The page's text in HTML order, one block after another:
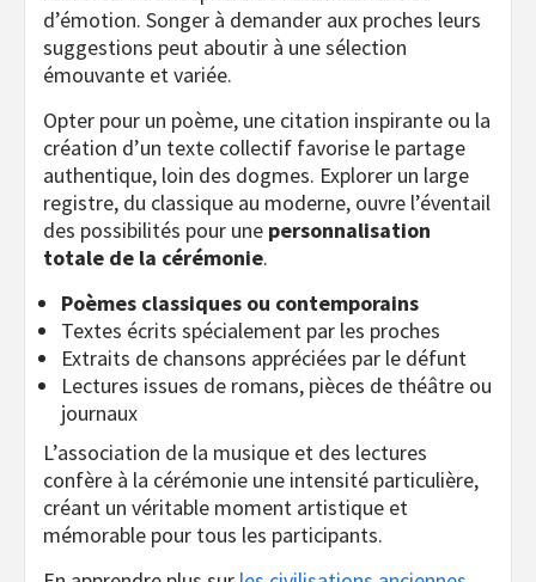
d’émotion. Songer à demander aux proches leurs
suggestions peut aboutir à une sélection
émouvante et variée.
Opter pour un poème, une citation inspirante ou la
création d’un texte collectif favorise le partage
authentique, loin des dogmes. Explorer un large
registre, du classique au moderne, ouvre l’éventail
des possibilités pour une personnalisation
totale de la cérémonie.
Poèmes classiques ou contemporains
Textes écrits spécialement par les proches
Extraits de chansons appréciées par le défunt
Lectures issues de romans, pièces de théâtre ou
journaux
L’association de la musique et des lectures
confère à la cérémonie une intensité particulière,
créant un véritable moment artistique et
mémorable pour tous les participants.